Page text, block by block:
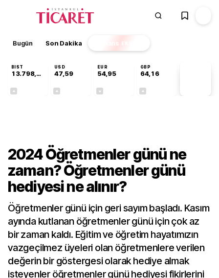
Bugün Son Dakika Finans EKSTRA
BIST
13.798,82
USD
47,59
EUR
54,95
GBP
64,16
2024 Öğretmenler günü ne
zaman? Öğretmenler günü
hediyesi ne alınır?
Öğretmenler günü için geri sayım başladı. Kasım
ayında kutlanan öğretmenler günü için çok az
bir zaman kaldı. Eğitim ve öğretim hayatımızın
vazgeçilmez üyeleri olan öğretmenlere verilen
değerin bir göstergesi olarak hediye almak
isteyenler öğretmenler günü hediyesi fikirlerini